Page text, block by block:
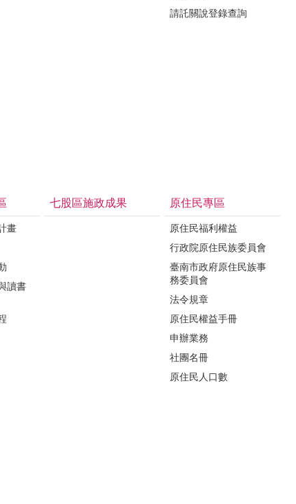
請託關說登錄查詢
畫
讀書
七股區施政成果 原住民專區
原住民福利權益
行政院原住民族委員會
臺南市政府原住民族事
務委員會
法令規章
原住民權益手冊
申辦業務
社團名冊
原住民人口數